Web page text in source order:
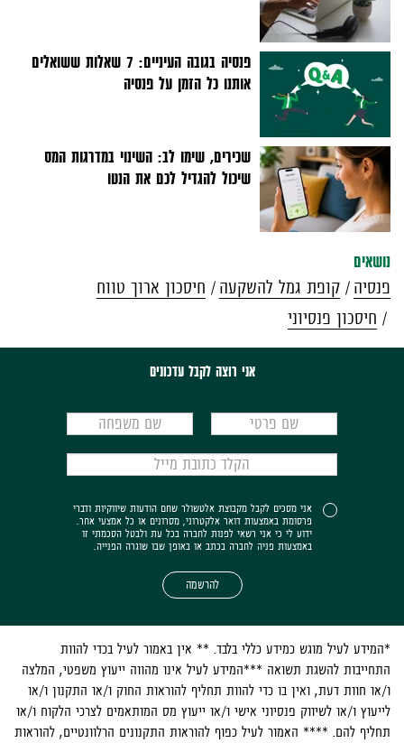
פנסיה בגובה העיניים: 7 שאלות ששואלים
אותנו כל הזמן על פנסיה
שכירים, שימו לב: השינוי במדרגות המס
שיכול להגדיל לכם את הנטו
נושאים
פנסיה
קופת גמל להשקעה
חיסכון ארוך טווח
חיסכון פנסיוני
אני רוצה לקבל עדכונים
אני מסכים לקבל מקבוצת אלטשולר שחם הודעות שיווקיות ודברי
פרסומת באמצעות דואר אלקטרוני, מסרונים או כל אמצעי אחר.
ידוע לי כי אני רשאי לפנות לחברה בכל עת ולבטל הסכמתי זו
באמצעות פניה לחברה בכתב או באופן שבו שוגרה הפנייה.
להרשמה
*המידע לעיל מוגש כמידע כללי בלבד. ** אין באמור לעיל בכדי להוות
התחייבות להשגת תשואה ***המידע לעיל אינו מהווה ייעוץ משפטי, המלצה
ו/או חוות דעת, ואין בו כדי להוות תחליף להוראות החוק ו/או התקנון ו/או
לייעוץ ו/או לשיווק פנסיוני אישי ו/או ייעוץ מס המותאמים לצרכי הלקוח ו/או
תחליף להם. **** האמור לעיל כפוף להוראות התקנונים הרלוונטיים, להוראות